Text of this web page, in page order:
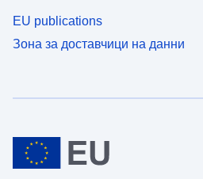
EU publications
Зона за доставчици на данни